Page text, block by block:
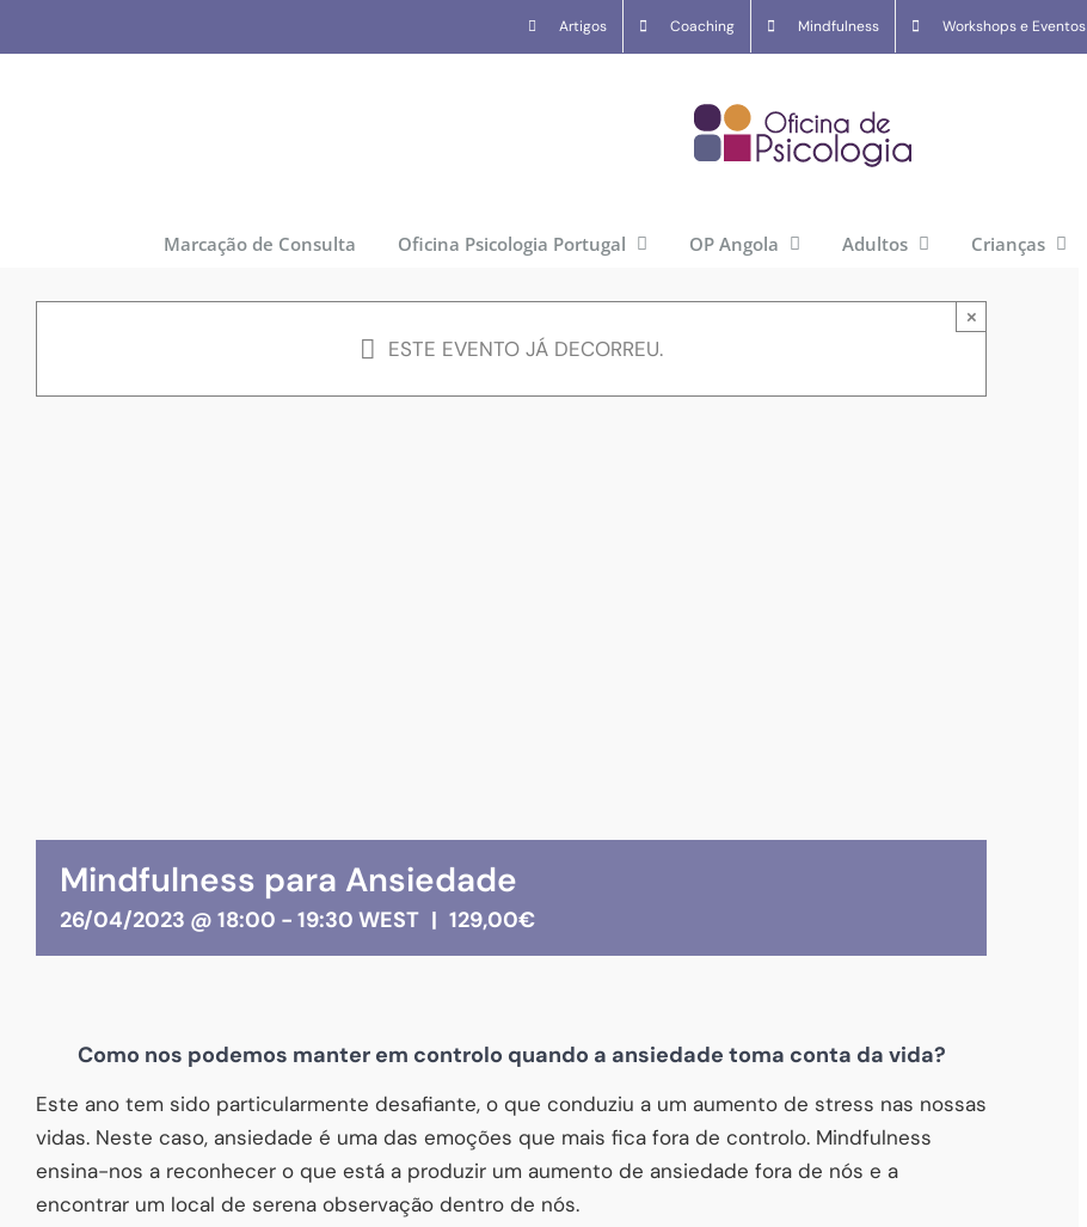
to
Artigos Coaching Mindfulness Workshops e Eventos
Marcação de Consulta Oficina Psicologia Portugal OP Angola Adultos Crianças
ESTE EVENTO JÁ DECORREU.
×
Mindfulness para Ansiedade
26/04/2023 @ 18:00 - 19:30 WEST | 129,00€
Como nos podemos manter em controlo quando a ansiedade toma conta da vida?
Este ano tem sido particularmente desafiante, o que conduziu a um aumento de stress nas nossas
vidas. Neste caso, ansiedade é uma das emoções que mais fica fora de controlo. Mindfulness
ensina-nos a reconhecer o que está a produzir um aumento de ansiedade fora de nós e a
encontrar um local de serena observação dentro de nós.